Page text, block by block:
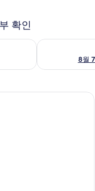
확인
6일 ~ 8월 7일
8월
내일 예약 가능